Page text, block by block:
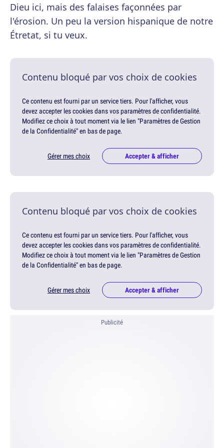
Dieu ici, mais des falaises façonnées par
l'érosion. Un peu la version hispanique de notre
Étretat, si tu veux.
Contenu bloqué par vos choix de cookies
Ce contenu est fourni par un service tiers. Pour l'afficher, vous
devez accepter les cookies dans vos paramètres de confidentialité.
Modifiez ce choix à tout moment via le lien "Paramètres de Gestion
de la Confidentialité" en bas de page.
Gérer mes choix Accepter & afficher
Contenu bloqué par vos choix de cookies
Ce contenu est fourni par un service tiers. Pour l'afficher, vous
devez accepter les cookies dans vos paramètres de confidentialité.
Modifiez ce choix à tout moment via le lien "Paramètres de Gestion
de la Confidentialité" en bas de page.
Gérer mes choix Accepter & afficher
Publicité